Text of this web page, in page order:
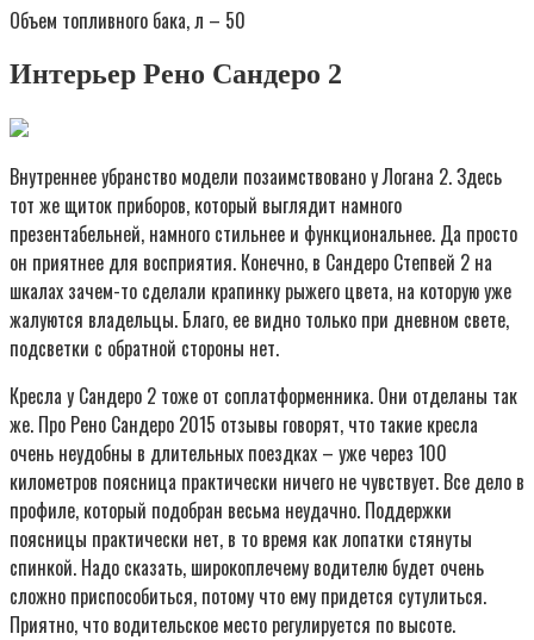
Объем топливного бака, л – 50
Интерьер Рено Сандеро 2
Внутреннее убранство модели позаимствовано у Логана 2. Здесь
тот же щиток приборов, который выглядит намного
презентабельней, намного стильнее и функциональнее. Да просто
он приятнее для восприятия. Конечно, в Сандеро Степвей 2 на
шкалах зачем-то сделали крапинку рыжего цвета, на которую уже
жалуются владельцы. Благо, ее видно только при дневном свете,
подсветки с обратной стороны нет.
Кресла у Сандеро 2 тоже от соплатформенника. Они отделаны так
же. Про Рено Сандеро 2015 отзывы говорят, что такие кресла
очень неудобны в длительных поездках – уже через 100
километров поясница практически ничего не чувствует. Все дело в
профиле, который подобран весьма неудачно. Поддержки
поясницы практически нет, в то время как лопатки стянуты
спинкой. Надо сказать, широкоплечему водителю будет очень
сложно приспособиться, потому что ему придется сутулиться.
Приятно, что водительское место регулируется по высоте.